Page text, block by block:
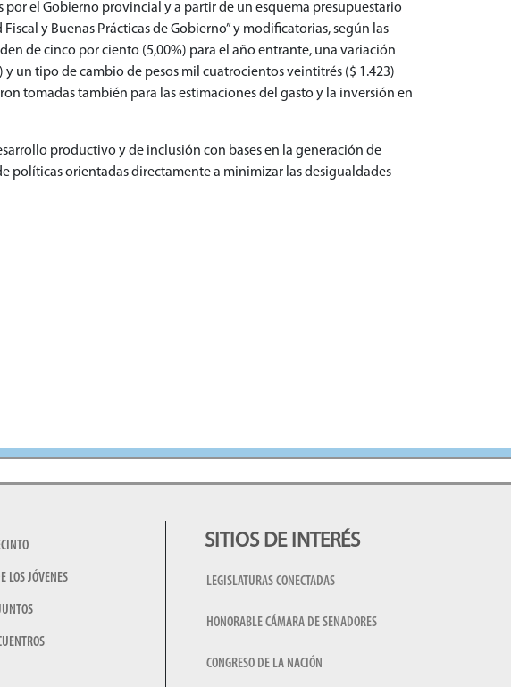
el Gobierno provincial y a partir de un esquema presupuestario
y Buenas Prácticas de Gobierno” y modificatorias, según las
de cinco por ciento (5,00%) para el año entrante, una variación
un tipo de cambio de pesos mil cuatrocientos veintitrés ($ 1.423)
tomadas también para las estimaciones del gasto y la inversión en
productivo y de inclusión con bases en la generación de
políticas orientadas directamente a minimizar las desigualdades
LOS JÓVENES
SITIOS DE INTERÉS
LEGISLATURAS CONECTADAS
HONORABLE CÁMARA DE SENADORES
CONGRESO DE LA NACIÓN